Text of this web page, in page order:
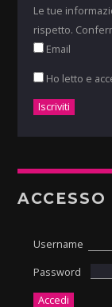
Le tue
rispetto.
Email
Ho letto e
Username
Password